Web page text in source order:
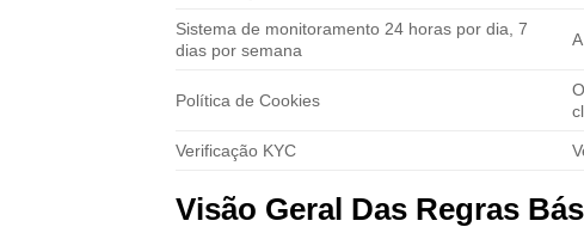
Sistema de monitoramento 24 horas por dia, 7
dias por semana
Política de Cookies
Verificação KYC
Visão Geral Das Regras